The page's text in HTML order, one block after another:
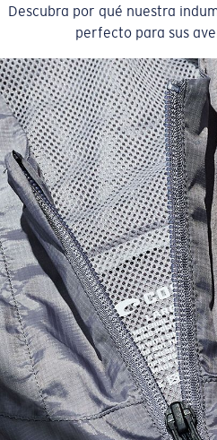
SIZES 1. CHEST 2. BODY
S 19" 27”
M 21" 28"
L 23” 29”
XL 25” 30”
XXL 27” 31”
Descubra por qué nuestra
perfecto para sus